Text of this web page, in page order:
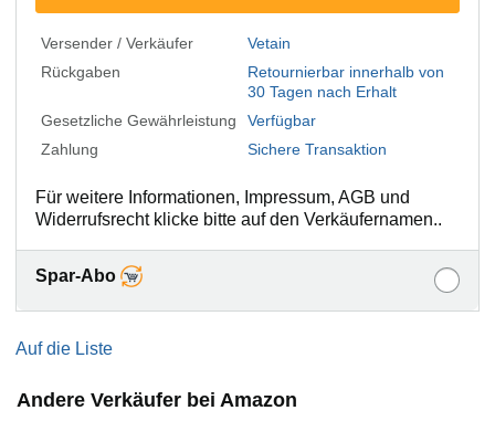
Versender / Verkäufer
Vetain
Rückgaben
Retournierbar innerhalb von
30 Tagen nach Erhalt
Gesetzliche Gewährleistung
Verfügbar
Zahlung
Sichere Transaktion
Für weitere Informationen, Impressum, AGB und
Widerrufsrecht klicke bitte auf den Verkäufernamen..
Spar-Abo
Auf die Liste
Andere Verkäufer bei Amazon